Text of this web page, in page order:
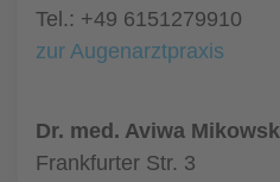
Tel.: +49 6151279910
zur Augenarztpraxis
Dr. med. Aviwa
Frankfurter Str. 3